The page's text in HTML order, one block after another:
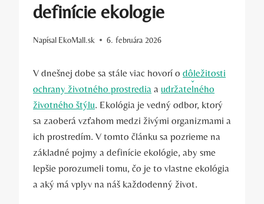
definície ekologie
Napísal EkoMall.sk 6. februára 2026
V dnešnej⁢ dobe sa stále viac hovorí o dôležitosti
ochrany životného prostredia a ⁣ udržateľného
životného štýlu. Ekológia je vedný odbor, ktorý
sa zaoberá vzťahom medzi živými organizmami a
ich prostredím. V tomto článku sa pozrieme ⁤na
základné pojmy a definície ekológie, aby sme
lepšie porozumeli tomu,‍ čo je ⁤to vlastne ekológia
a aký má ‍vplyv na náš každodenný život.